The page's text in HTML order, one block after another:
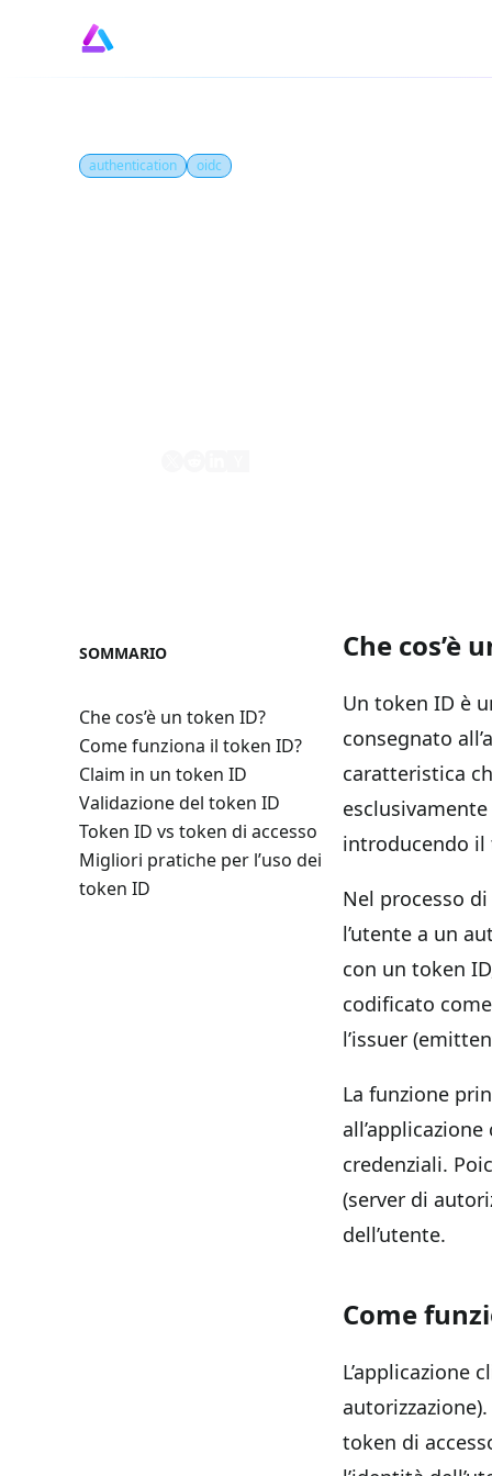
authentication oidc
SOMMARIO
Che cos’è un token ID?
Come funziona il token ID?
Claim in un token ID
Validazione del token ID
Token ID vs token di accesso
Migliori pratiche per l’uso dei
token ID
Che cos’è
Un token ID è
consegnato
caratteristica
esclusivamente
introducendo il
Nel processo
l’utente a un
con un token
codificato
l’issuer
La funzione
credenziali.
(server di
dell’utente.
Come
L’applicazione
token di